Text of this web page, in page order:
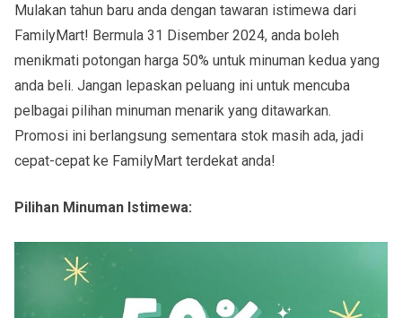
Mulakan tahun baru anda dengan tawaran istimewa dari
FamilyMart! Bermula 31 Disember 2024, anda boleh
menikmati potongan harga 50% untuk minuman kedua yang
anda beli. Jangan lepaskan peluang ini untuk mencuba
pelbagai pilihan minuman menarik yang ditawarkan.
Promosi ini berlangsung sementara stok masih ada, jadi
cepat-cepat ke FamilyMart terdekat anda!
Pilihan Minuman Istimewa: